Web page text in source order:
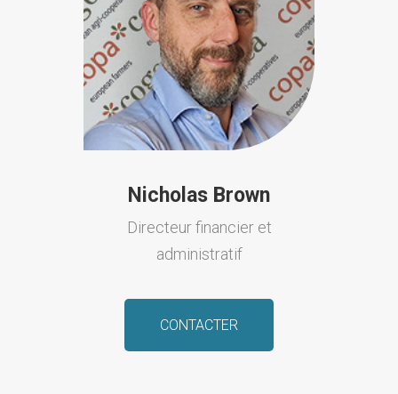
Nicholas Brown
Directeur financier et
administratif
CONTACTER